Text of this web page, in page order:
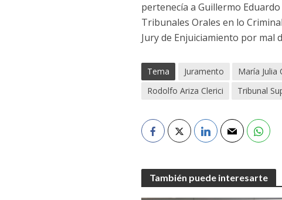
pertenecía a Guillermo
Tribunales Orales en lo
Jury de Enjuiciamiento por mal
Tema Juramento María Julia
Rodolfo Ariza Clerici
Tribunal
También puede interesarte